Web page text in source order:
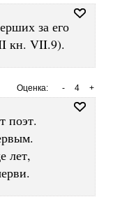
за его
кн. VII.9).
Оценка: +
4
-
поэт.
лет,